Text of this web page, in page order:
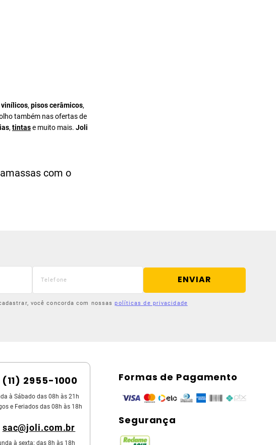
vinílicos, pisos cerâmicos,
também nas ofertas de
, tintase muito mais. Joli
com o
ENVIAR
você concorda com nossas políticas de privacidade
(11) 2955-1000
à Sábado das 08h às 21h
e Feriados das 08h às 18h
sac@joli.com.br
à sexta: das 8h às 18h
Formas de Pagamento
Segurança